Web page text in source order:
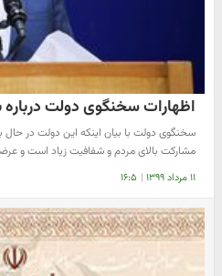
اظهارات سخنگوی دولت
سخنگوی دولت با بیان اینکه این دولت در
مشارکت بالای مردم و شفافیت زیاد است و
۱۱ مرداد ۱۳۹۹ | ۱۶:۵